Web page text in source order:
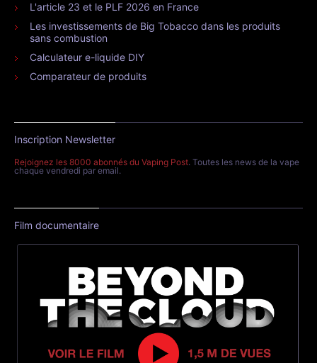
L'article 23 et le PLF 2026 en France
Les investissements de Big Tobacco dans les produits
sans combustion
Calculateur e-liquide DIY
Comparateur de produits
Inscription Newsletter
Rejoignez les 8000 abonnés du Vaping Post. Toutes les news de la vape
chaque vendredi par email.
Film documentaire